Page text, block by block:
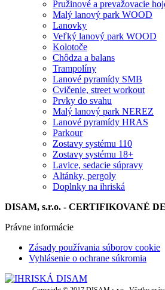
Pružinové a prevažovacie
Malý lanový park WOOD
Lanovky
Veľký lanový park WOOD
Kolotoče
Chôdza a balans
Trampolíny
Lanové pyramídy SMB
Cvičenie, street workout
Prvky do svahu
Malý lanový park NEREZ
Lanové pyramídy HRAS
Parkour
Zostavy systému 110
Zostavy systému 18+
Lavice, sedacie súpravy
Altánky, pergoly
Doplnky na ihriská
DISAM, s.r.o. - CERTIFIKOVANÉ
Právne informácie
Zásady používania súborov cookie
Vyhlásenie o ochrane súkromia